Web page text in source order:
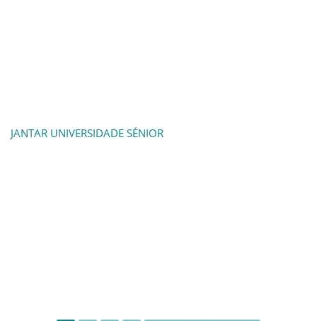
JANTAR UNIVERSIDADE SÉNIOR